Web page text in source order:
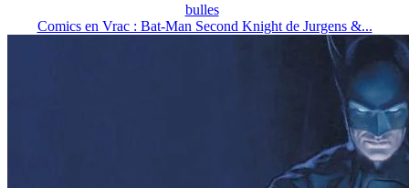
bulles
Comics en Vrac : Bat-Man Second Knight de Jurgens &...